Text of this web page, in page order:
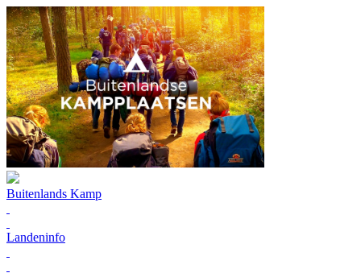
Buitenlands Kamp
Landeninfo